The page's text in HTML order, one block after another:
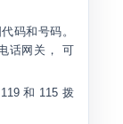
码和号码。
话网关， 可
119和 115 拨